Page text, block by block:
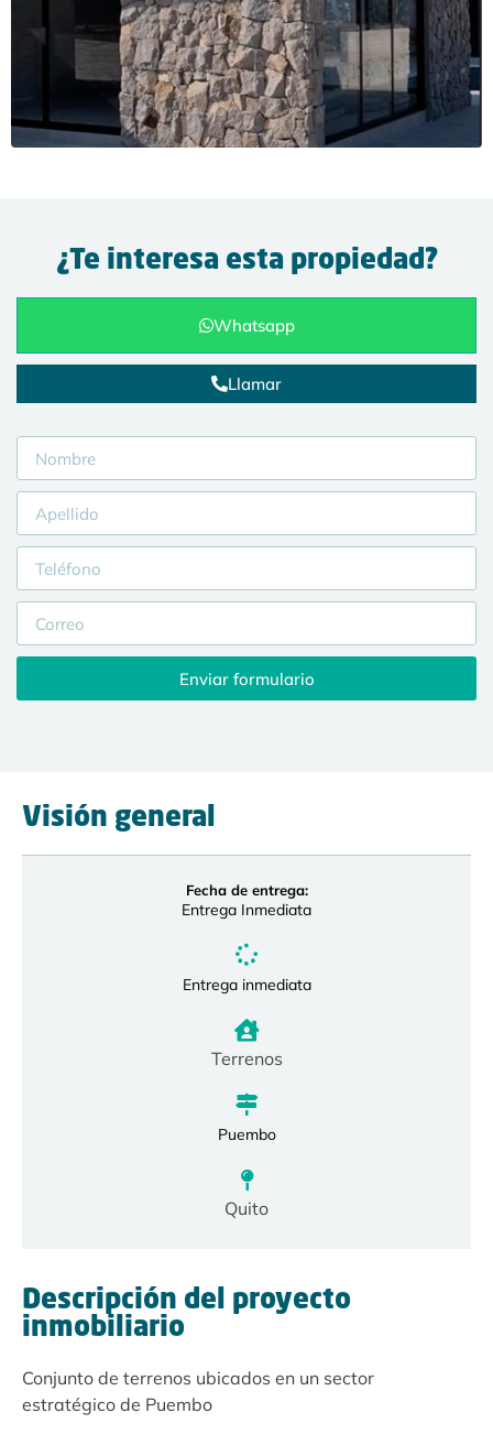
Visión general
Fecha de entrega:
Entrega Inmediata
Entrega inmediata
Terrenos
Puembo
Quito
Descripción del proyecto
inmobiliario
Conjunto de terrenos ubicados en un sector
estratégico de Puembo
¿Te interesa esta propiedad?
Whatsapp
Llamar
Enviar formulario